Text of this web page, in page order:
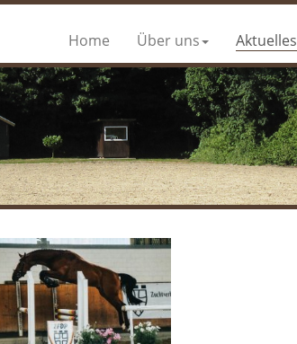
Home Über uns Aktuelles